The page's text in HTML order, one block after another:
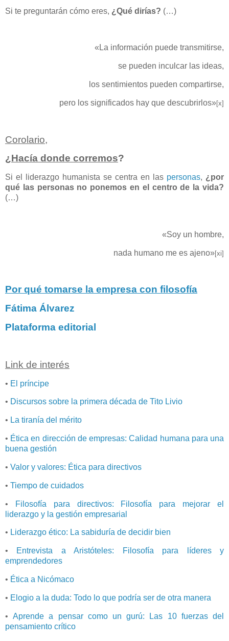
Si te preguntarán cómo eres, ¿Qué dirías? (…)
«La información puede transmitirse,
se pueden inculcar las ideas,
los sentimientos pueden compartirse,
pero los significados hay que descubrirlos»[x]
Corolario,
¿Hacía donde corremos?
Si el liderazgo humanista se centra en las personas, ¿por
qué las personas no ponemos en el centro de la vida?
(…)
«Soy un hombre,
nada humano me es ajeno»[xi]
Por qué tomarse la empresa con filosofía
Fátima Álvarez
Plataforma editorial
Link de interés
• El príncipe
• Discursos sobre la primera década de Tito Livio
• La tiranía del mérito
• Ética en dirección de empresas: Calidad humana para una
buena gestión
• Valor y valores: Ética para directivos
• Tiempo de cuidados
•
Filosofía para directivos: Filosofía para mejorar el
liderazgo y la gestión empresarial
• Liderazgo ético: La sabiduría de decidir bien
• Entrevista a Aristóteles: Filosofía para líderes y
emprendedores
• Ética a Nicómaco
• Elogio a la duda: Todo lo que podría ser de otra manera
•Aprende a pensar como un gurú: Las 10 fuerzas del
pensamiento crítico